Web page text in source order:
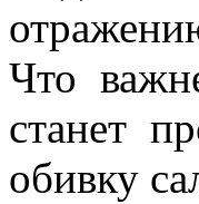
Что
станет
обивку